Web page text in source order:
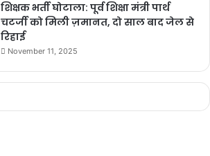
शिक्षक भर्ती घोटाला: पूर्व शिक्षा मंत्री पार्थ
चटर्जी को मिली ज़मानत, दो साल बाद जेल से
रिहाई
November 11, 2025